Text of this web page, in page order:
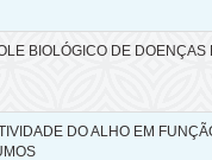
BIOLÓGICO DE DOENÇAS
DO ALHO EM